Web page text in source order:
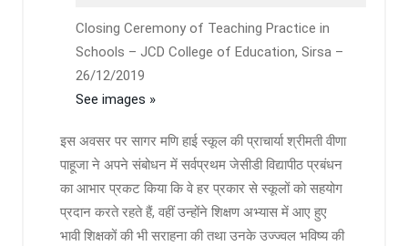
Closing Ceremony of Teaching Practice in
Schools – JCD College of Education, Sirsa –
26/12/2019
See images »
इस अवसर पर सागर मणि हाई स्कूल की प्राचार्या श्रीमती वीणा
पाहूजा ने अपने संबोधन में सर्वप्रथम जेसीडी विद्यापीठ प्रबंधन
का आभार प्रकट किया कि वे हर प्रकार से स्कूलों को सहयोग
प्रदान करते रहते हैं, वहीं उन्होंने शिक्षण अभ्यास में आए हुए
भावी शिक्षकों की भी सराहना की तथा उनके उज्ज्वल भविष्य की